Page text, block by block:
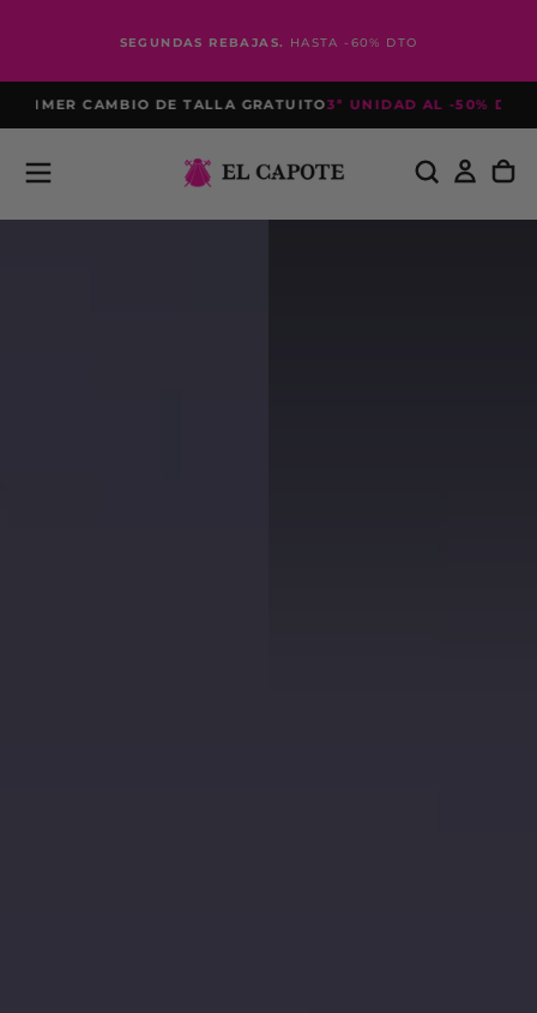
SEGUNDAS REBAJAS. HASTA -60% DTO
CAMBIO DE TALLA GRATUITO3ª UNIDAD AL -50% DTO*